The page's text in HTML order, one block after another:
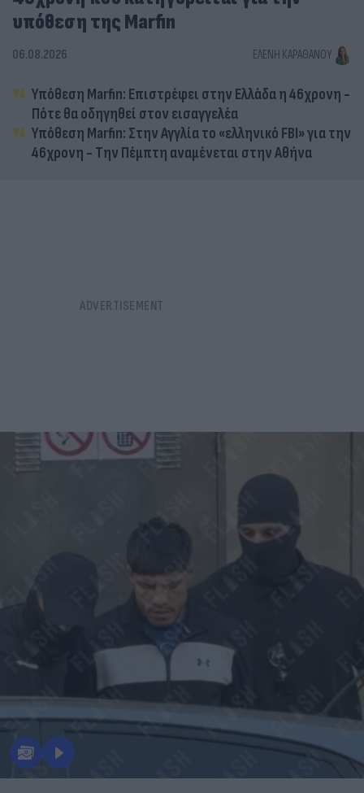
υπόθεση της Marfin
06.08.2026 ΕΛΈΝΗ ΚΑΡΑΘΆΝΟΥ
Υπόθεση Marfin: Επιστρέφει στην Ελλάδα η 46χρονη -
Πότε θα οδηγηθεί στον εισαγγελέα
Υπόθεση Marfin: Στην Αγγλία το «ελληνικό FBI» για την
46χρονη - Την Πέμπτη αναμένεται στην Αθήνα